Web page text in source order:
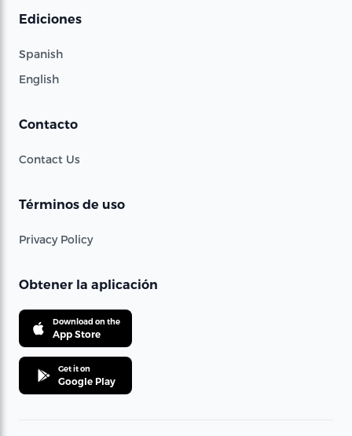
Ediciones
Spanish
English
Contacto
Contact Us
Términos de uso
Privacy Policy
Obtener la aplicación
Download on the
App Store
Get it on
Google Play